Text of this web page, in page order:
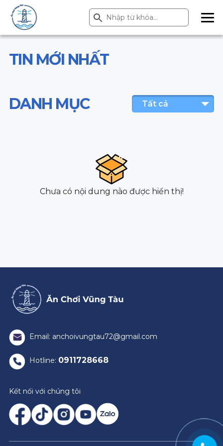
Search
for:
Search Button
ME
NU
TIN MỚI NHẤT
DANH MỤC Tất cả
Chưa có nội dung nào được hiển thị!
Email: anchoivungtau72@gmail.com
Hotline: 0911728668
Kết nối với chúng tôi